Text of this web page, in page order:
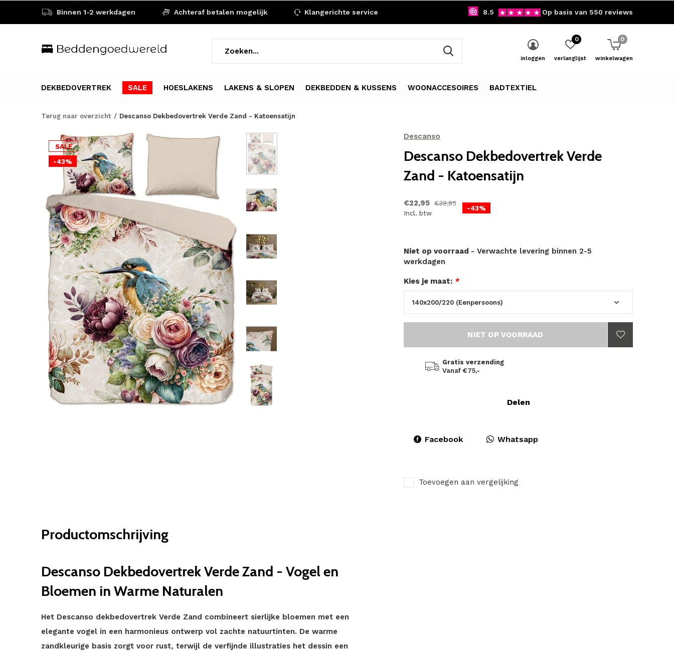
DEKBEDOVERTREK SALE HOESLAKENS LAKENS & SLOPEN DEKBEDDEN & KUSSENS WOONACCESOIRES BADTEXTIEL
inloggen verlanglijst
0
winkelwagen
0
Binnen 1-2 werkdagen Achteraf betalen mogelijk Klangerichte service 8.5 Op basis van 550 reviews
Terug naar overzicht Descanso Dekbedovertrek Verde Zand - Katoensatijn
SALE
-43%
Descanso
Descanso Dekbedovertrek Verde
Zand - Katoensatijn
€22,95 €39,95
Incl. btw
-43%
Niet op voorraad - Verwachte levering binnen 2-5
werkdagen
Kies je maat: *
NIET OP VOORRAAD
Gratis verzending
Vanaf €75,-
Delen
Facebook Whatsapp
Toevoegen aan vergelijking
Productomschrijving
Descanso Dekbedovertrek Verde Zand - Vogel en
Bloemen in Warme Naturalen
Het Descanso dekbedovertrek Verde Zand combineert sierlijke bloemen met een
elegante vogel in een harmonieus ontwerp vol zachte natuurtinten. De warme
zandkleurige basis zorgt voor rust, terwijl de verfijnde illustraties het dessin een